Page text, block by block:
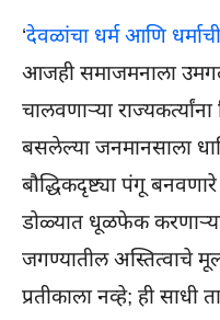
‘देवळांचा धर्म आणि
आजही समाजमनाला
चालवणाऱ्या
बसलेल्या जनमानसाला
बौद्धिकदृष्ट्या पंगू
डोळ्यात धूळफेक करणाऱ्या
जगण्यातील अस्तित्वाचे
प्रतीकाला नव्हे; ही साधी